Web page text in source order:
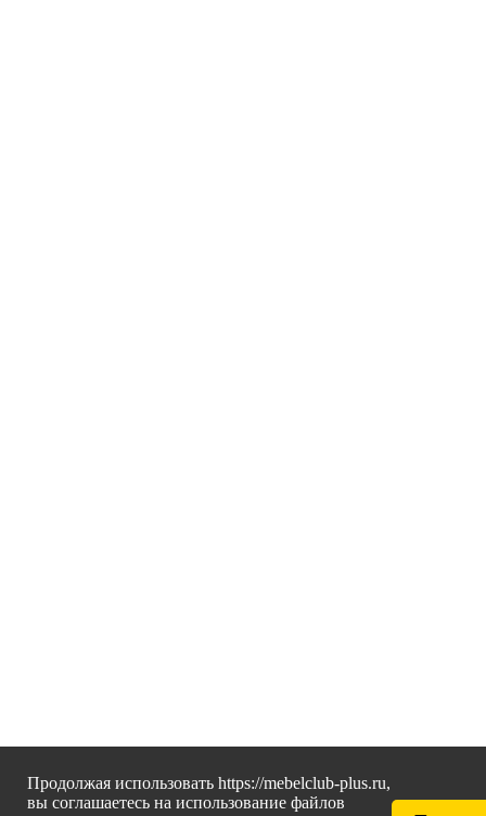
Продолжая использовать https://mebelclub-plus.ru,
вы соглашаетесь на использование файлов